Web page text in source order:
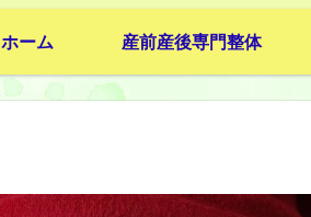
ホーム 産前産後専門整体